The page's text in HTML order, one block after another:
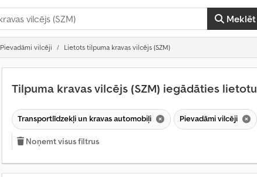
Meklēt
Pievadāmi vilcēji Lietots tilpuma kravas vilcējs (SZM)
Tilpuma kravas vilcējs (SZM) iegādāties lietotu
Transportlīdzekļi un kravas automobiļi Pievadāmi vilcēji
Noņemt visus filtrus